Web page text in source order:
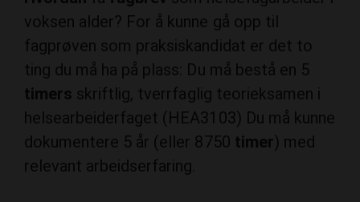
fagprøven som praksiskandidat er det to
ting du må ha på plass: Du må bestå en 5
timers
skriftlig, tverrfaglig teorieksamen i
helsearbeiderfaget (HEA3103) Du må kunne
dokumentere 5 år (eller 8750 timer
) med
relevant arbeidserfaring.